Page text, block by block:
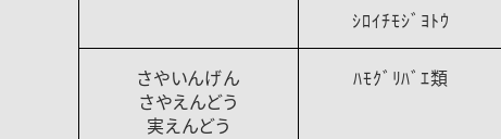
ｼﾛｲﾁﾓｼﾞﾖﾄｳ
さやいんげん
さやえんどう
実えんどう
ﾊﾓｸﾞﾘﾊﾞｴ類